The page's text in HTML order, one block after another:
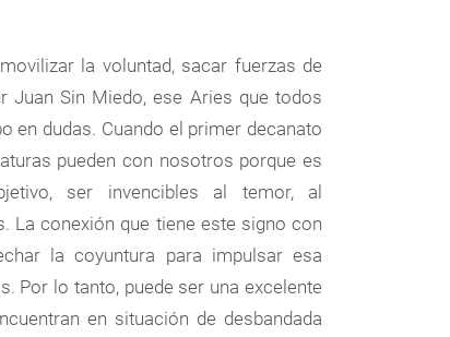
la voluntad, sacar fuerzas de
Sin Miedo, ese Aries que todos
en dudas. Cuando el primer decanato
pueden con nosotros porque es
ser invencibles al temor, al
La conexión que tiene este signo con
la coyuntura para impulsar esa
Por lo tanto, puede ser una excelente
en situación de desbandada